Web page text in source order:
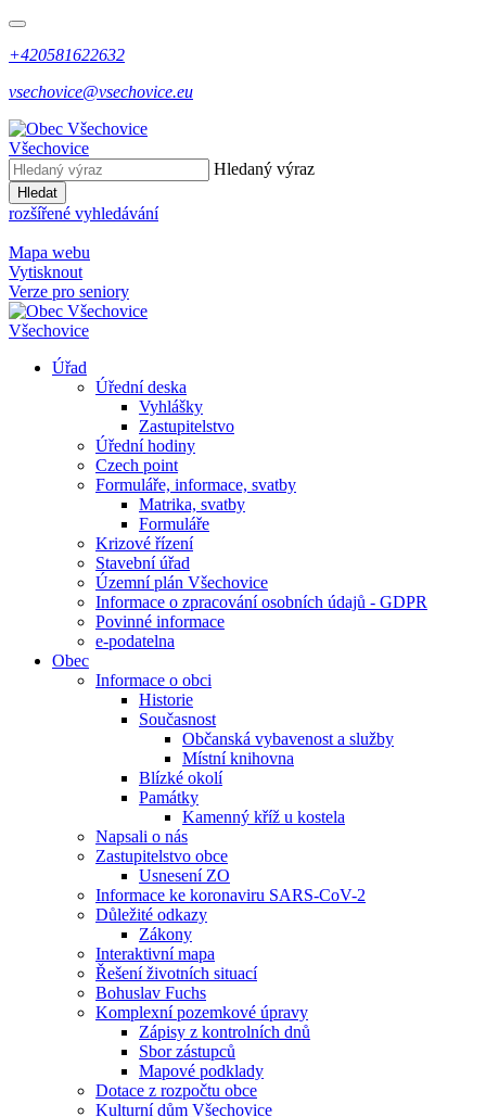
+420581622632
vsechovice@vsechovice.eu
Všechovice
Hledaný výraz
Hledat
rozšířené vyhledávání
Mapa webu
Vytisknout
Verze pro seniory
Všechovice
Úřad
Úřední deska
Vyhlášky
Zastupitelstvo
Úřední hodiny
Czech point
Formuláře, informace, svatby
Matrika, svatby
Formuláře
Krizové řízení
Stavební úřad
Územní plán Všechovice
Informace o zpracování osobních údajů - GDPR
Povinné informace
e-podatelna
Obec
Informace o obci
Historie
Současnost
Občanská vybavenost a služby
Místní knihovna
Blízké okolí
Památky
Kamenný kříž u kostela
Napsali o nás
Zastupitelstvo obce
Usnesení ZO
Informace ke koronaviru SARS-CoV-2
Důležité odkazy
Zákony
Interaktivní mapa
Řešení životních situací
Bohuslav Fuchs
Komplexní pozemkové úpravy
Zápisy z kontrolních dnů
Sbor zástupců
Mapové podklady
Dotace z rozpočtu obce
Kulturní dům Všechovice